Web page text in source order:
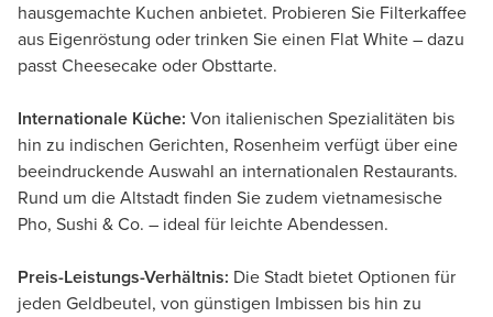
hausgemachte Kuchen anbietet. Probieren Sie Filterkaffee
aus Eigenröstung oder trinken Sie einen Flat White – dazu
passt Cheesecake oder Obsttarte.
Internationale Küche: Von italienischen Spezialitäten bis
hin zu indischen Gerichten, Rosenheim verfügt über eine
beeindruckende Auswahl an internationalen Restaurants.
Rund um die Altstadt finden Sie zudem vietnamesische
Pho, Sushi & Co. – ideal für leichte Abendessen.
Preis-Leistungs-Verhältnis: Die Stadt bietet Optionen für
jeden Geldbeutel, von günstigen Imbissen bis hin zu